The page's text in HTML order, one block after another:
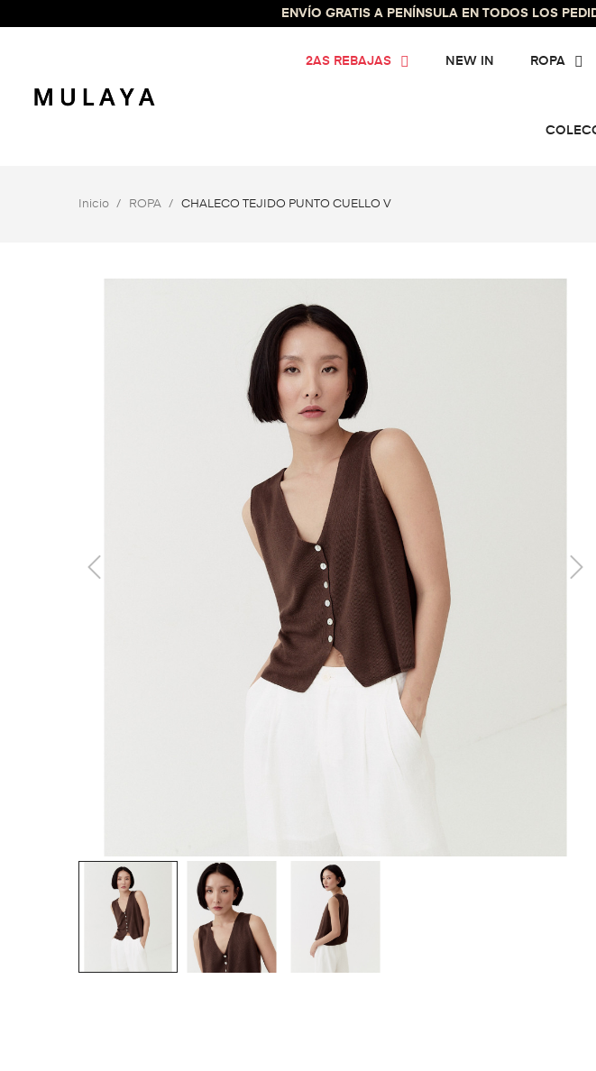
ENVÍO GRATIS A PENÍNSULA EN TODOS LOS
2AS REBAJAS NEW IN ROPA
Inicio ROPA CHALECO TEJIDO PUNTO CUELLO V